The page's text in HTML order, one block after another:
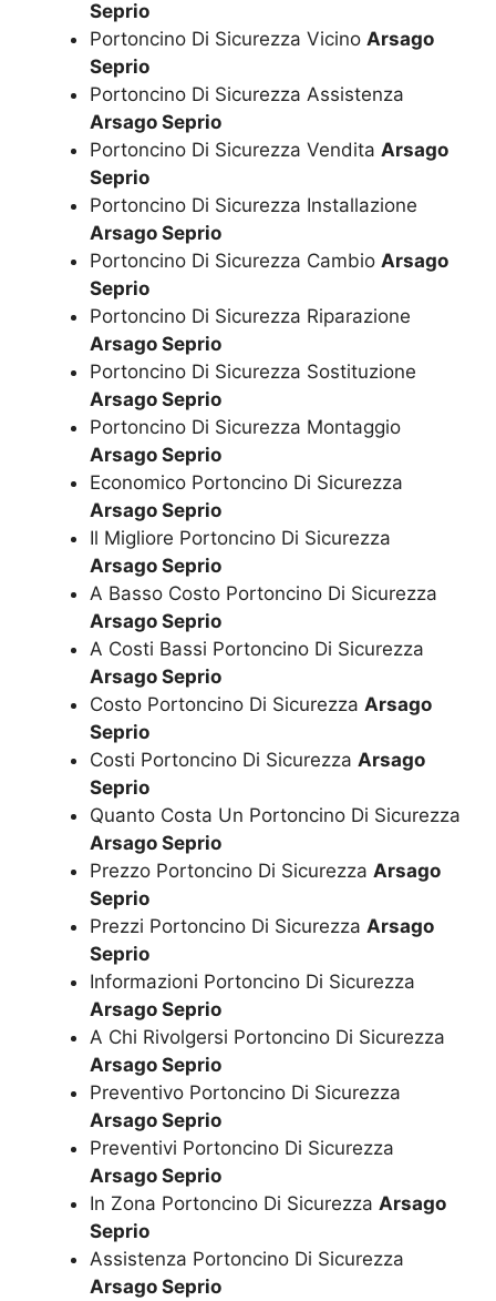
Seprio
Portoncino Di Sicurezza Vicino Arsago
Seprio
Portoncino Di Sicurezza Assistenza
Arsago Seprio
Portoncino Di Sicurezza Vendita Arsago
Seprio
Portoncino Di Sicurezza Installazione
Arsago Seprio
Portoncino Di Sicurezza Cambio Arsago
Seprio
Portoncino Di Sicurezza Riparazione
Arsago Seprio
Portoncino Di Sicurezza Sostituzione
Arsago Seprio
Portoncino Di Sicurezza Montaggio
Arsago Seprio
Economico Portoncino Di Sicurezza
Arsago Seprio
Il Migliore Portoncino Di Sicurezza
Arsago Seprio
A Basso Costo Portoncino Di Sicurezza
Arsago Seprio
A Costi Bassi Portoncino Di Sicurezza
Arsago Seprio
Costo Portoncino Di Sicurezza Arsago
Seprio
Costi Portoncino Di Sicurezza Arsago
Seprio
Quanto Costa Un Portoncino Di Sicurezza
Arsago Seprio
Prezzo Portoncino Di Sicurezza Arsago
Seprio
Prezzi Portoncino Di Sicurezza Arsago
Seprio
Informazioni Portoncino Di Sicurezza
Arsago Seprio
A Chi Rivolgersi Portoncino Di Sicurezza
Arsago Seprio
Preventivo Portoncino Di Sicurezza
Arsago Seprio
Preventivi Portoncino Di Sicurezza
Arsago Seprio
In Zona Portoncino Di Sicurezza Arsago
Seprio
Assistenza Portoncino Di Sicurezza
Arsago Seprio